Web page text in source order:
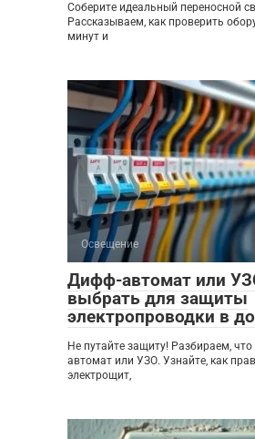
Соберите идеальный переносной
Рассказываем, как проверить
минут и
Освещение
Дифф-автомат или
выбрать для защиты
электропроводки в
Не путайте защиту! Разбираем,
автомат или УЗО. Узнайте, как
электрощит,